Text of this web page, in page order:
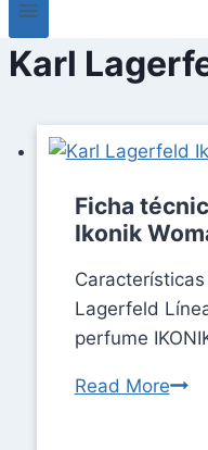
Karl
Ficha
Ikonik
Lagerfeld
perfume
Read MoreFicha